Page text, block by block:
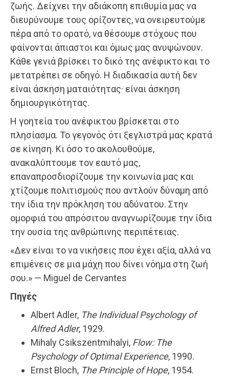
ζωής. Δείχνει την αδιάκοπη επιθυμία μας να
διευρύνουμε τους ορίζοντες, να ονειρευτούμε
πέρα από το ορατό, να θέσουμε στόχους που
φαίνονται άπιαστοι και όμως μας ανυψώνουν.
Κάθε γενιά βρίσκει το δικό της ανέφικτο και το
μετατρέπει σε οδηγό. Η διαδικασία αυτή δεν
είναι άσκηση ματαιότητας· είναι άσκηση
δημιουργικότητας.
Η γοητεία του ανέφικτου βρίσκεται στο
πλησίασμα. Το γεγονός ότι ξεγλιστρά μας κρατά
σε κίνηση. Κι όσο το ακολουθούμε,
ανακαλύπτουμε τον εαυτό μας,
επαναπροσδιορίζουμε την κοινωνία μας και
χτίζουμε πολιτισμούς που αντλούν δύναμη από
την ίδια την πρόκληση του αδύνατου. Στην
ομορφιά του απρόσιτου αναγνωρίζουμε την ίδια
την ουσία της ανθρώπινης περιπέτειας.
«Δεν είναι το να νικήσεις που έχει αξία, αλλά να
επιμένεις σε μια μάχη που δίνει νόημα στη ζωή
σου.» — Miguel de Cervantes
Πηγές
Albert Adler, The Individual Psychology of
Alfred Adler, 1929.
Mihaly Csikszentmihalyi, Flow: The
Psychology of Optimal Experience, 1990.
Ernst Bloch, The Principle of Hope, 1954.